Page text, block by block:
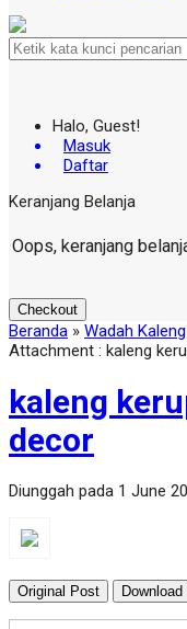
Halo, Guest!
Masuk
Daftar
Keranjang Belanja
Oops, keranjang
Checkout
Beranda » Wadah
Attachment : kaleng
kaleng
decor
Diunggah pada 1 June
Original Post